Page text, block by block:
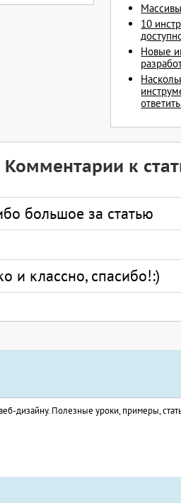
10
Новые
Комментарии к
большое за статью
и классно, спасибо!:)
дизайну. Полезные уроки, примеры,